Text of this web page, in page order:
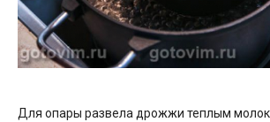
Для опары развела дрожжи теплым